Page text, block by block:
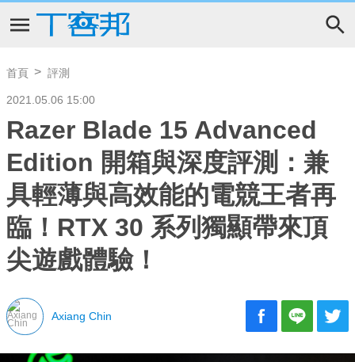
首頁 評測
2021.05.06 15:00
Razer Blade 15 Advanced
Edition 開箱與深度評測：兼
具輕薄與高效能的電競王者再
臨！RTX 30 系列獨顯帶來頂
尖遊戲體驗！
Axiang Chin